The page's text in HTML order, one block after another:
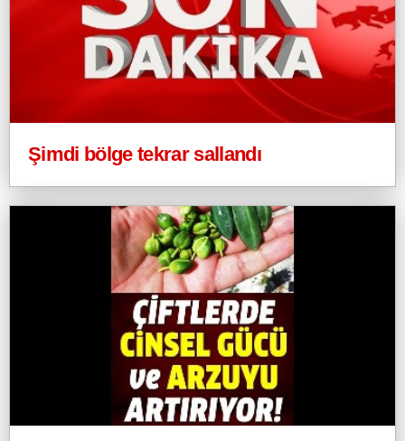
Şimdi bölge tekrar sallandı